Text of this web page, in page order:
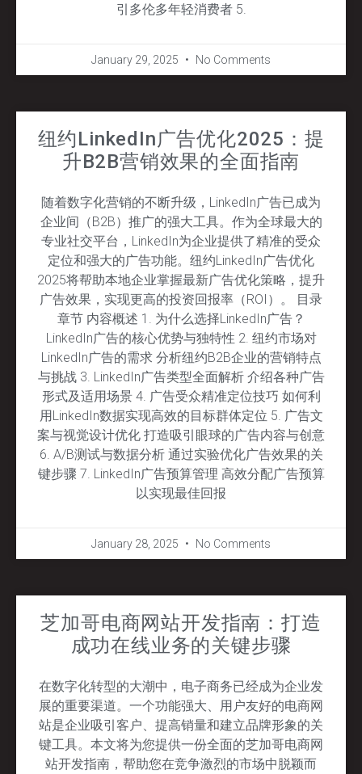
引多伦多年轻消费者 5.
January 29, 2025 No Comments
纽约LinkedIn广告优化2025：提
升B2B营销效果的全面指南
随着数字化营销的不断升级，LinkedIn广告已成为
企业间（B2B）推广的强大工具。作为全球最大的
专业社交平台，LinkedIn为企业提供了精准的受众
定位和强大的广告功能。纽约LinkedIn广告优化
2025将帮助本地企业掌握最新广告优化策略，提升
广告效果，实现更高的投资回报率（ROI）。 目录
章节 内容概述 1. 为什么选择LinkedIn广告？
LinkedIn广告的核心优势与独特性 2. 纽约市场对
LinkedIn广告的需求 分析纽约B2B企业的营销特点
与挑战 3. LinkedIn广告类型全面解析 介绍各种广告
形式及适用场景 4. 广告受众精准定位技巧 如何利
用LinkedIn数据实现高效的目标群体定位 5. 广告文
案与视觉设计优化 打造吸引眼球的广告内容与创意
6. A/B测试与数据分析 通过实验优化广告效果的关
键步骤 7. LinkedIn广告预算管理 高效分配广告预算
以实现最佳回报
January 28, 2025 No Comments
芝加哥电商网站开发指南：打造
成功在线业务的关键步骤
在数字化转型的大潮中，电子商务已经成为企业发
展的重要渠道。一个功能强大、用户友好的电商网
站是企业吸引客户、提高销量和建立品牌形象的关
键工具。本文将为您提供一份全面的芝加哥电商网
站开发指南，帮助您在竞争激烈的市场中脱颖而